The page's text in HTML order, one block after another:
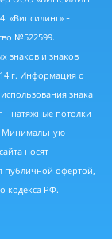
«Випсилинг» -
№522599.
знаков и знаков
г. Информация о
знака
- натяжные потолки
Минимальную
носят
публичной офертой,
кодекса РФ.